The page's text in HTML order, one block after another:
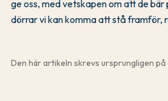
ge oss, med vetskapen om att de bär
dörrar vi kan komma att stå framför,
Den här artikeln skrevs ursprungligen på